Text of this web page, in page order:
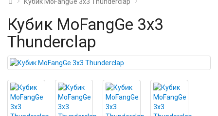
Кубик MoFangGe 3x3
Thunderclap